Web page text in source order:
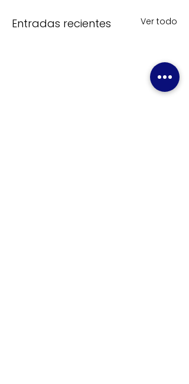
Entradas recientes Ver todo